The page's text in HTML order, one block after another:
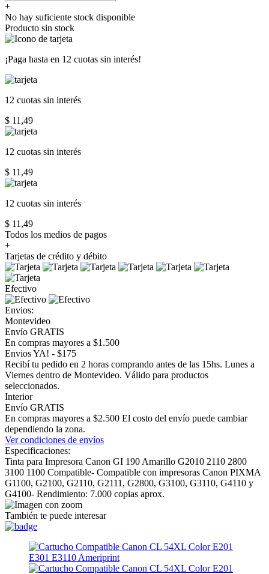
+
No hay suficiente stock disponible
Producto sin stock
¡Paga hasta en 12 cuotas sin interés!
12 cuotas sin interés
$ 11,49
12 cuotas sin interés
$ 11,49
12 cuotas sin interés
$ 11,49
Todos los medios de pagos
+
Tarjetas de crédito y débito
Efectivo
Envios:
Montevideo
Envío GRATIS
En compras mayores a $1.500
Envios YA! - $175
Recibí tu pedido en 2 horas comprando antes de las 15hs. Lunes a
Viernes dentro de Montevideo. Válido para productos
seleccionados.
Interior
Envío GRATIS
En compras mayores a $2.500 El costo del envío puede cambiar
dependiendo la zona.
Ver condiciones de envíos
Especificaciones:
Tinta para Impresora Canon GI 190 Amarillo G2010 2110 2800
3100 1100 Compatible- Compatible con impresoras Canon PIXMA
G1100, G2100, G2110, G2111, G2800, G3100, G3110, G4110 y
G4100- Rendimiento: 7.000 copias aprox.
También te puede interesar